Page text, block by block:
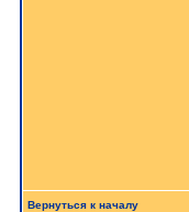
Вернуться к началу